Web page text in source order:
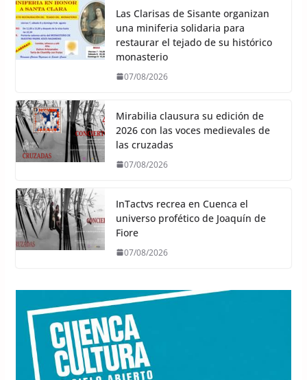
Las Clarisas de Sisante organizan
una miniferia solidaria para
restaurar el tejado de su histórico
monasterio
07/08/2026
Mirabilia clausura su edición de
2026 con las voces medievales de
las cruzadas
07/08/2026
InTactvs recrea en Cuenca el
universo profético de Joaquín de
Fiore
07/08/2026